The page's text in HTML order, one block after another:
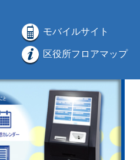
モバイルサイト
区役所フロアマップ